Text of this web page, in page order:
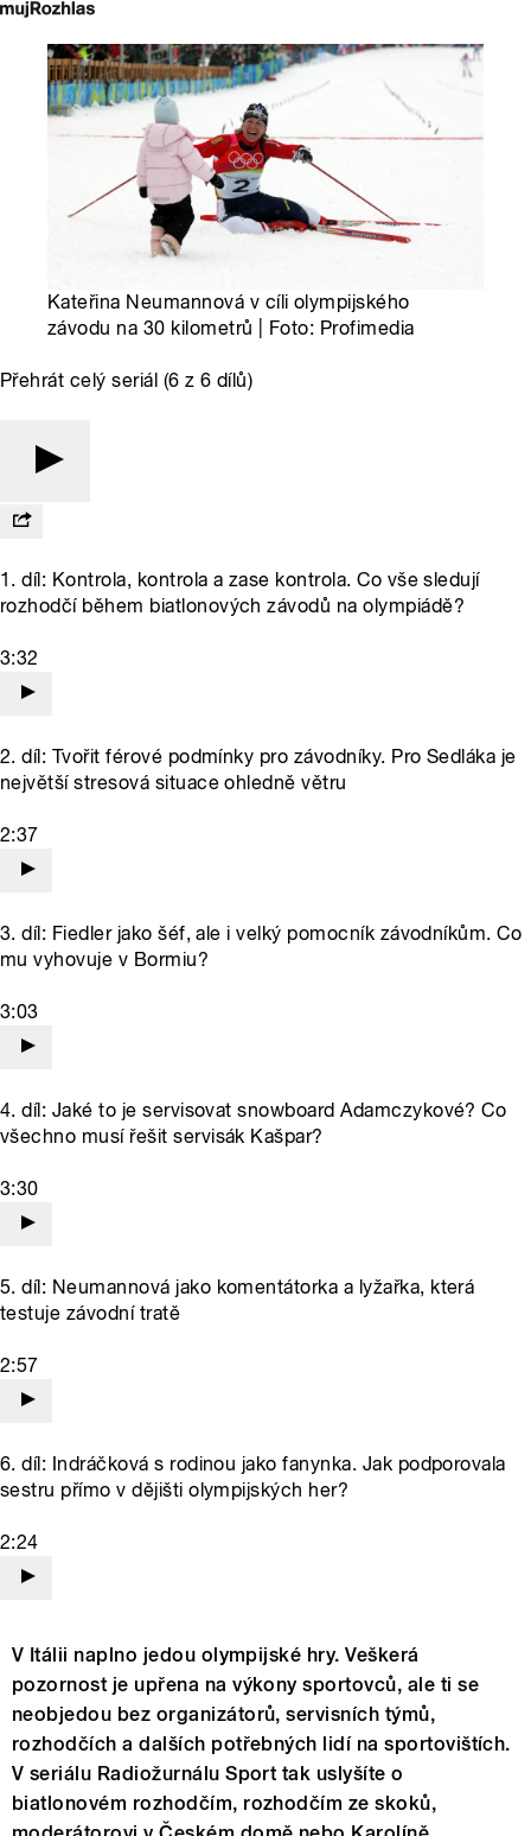
Kateřina Neumannová v cíli olympijského
závodu na 30 kilometrů | Foto: Profimedia
Přehrát celý seriál (6 z 6 dílů)
1. díl: Kontrola, kontrola a zase kontrola. Co vše sledují
rozhodčí během biatlonových závodů na olympiádě?
3:32
2. díl: Tvořit férové podmínky pro závodníky. Pro Sedláka je
největší stresová situace ohledně větru
2:37
3. díl: Fiedler jako šéf, ale i velký pomocník závodníkům. Co
mu vyhovuje v Bormiu?
3:03
4. díl: Jaké to je servisovat snowboard Adamczykové? Co
všechno musí řešit servisák Kašpar?
3:30
5. díl: Neumannová jako komentátorka a lyžařka, která
testuje závodní tratě
2:57
6. díl: Indráčková s rodinou jako fanynka. Jak podporovala
sestru přímo v dějišti olympijských her?
2:24
V Itálii naplno jedou olympijské hry. Veškerá
pozornost je upřena na výkony sportovců, ale ti se
neobjedou bez organizátorů, servisních týmů,
rozhodčích a dalších potřebných lidí na sportovištích.
V seriálu Radiožurnálu Sport tak uslyšíte o
biatlonovém rozhodčím, rozhodčím ze skoků,